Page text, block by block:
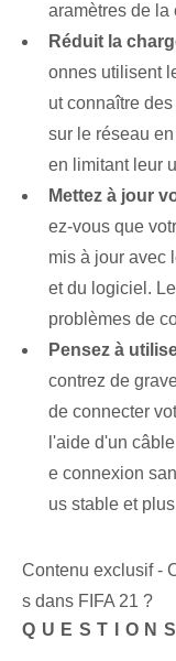
aramètres de la
Réduit la
onnes utilisent
ut connaître
sur le réseau
en limitant leur
Mettez à jour
ez-vous que
mis à jour avec
et du logiciel.
problèmes de
Pensez à
contrez de
de connecter
l'aide d'un
e connexion
us stable et
Contenu exclusif -
s dans FIFA 21 ?